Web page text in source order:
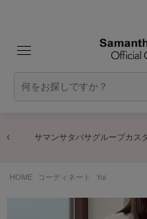
サマンサタバサグループカス
HOME コーディネート Yui